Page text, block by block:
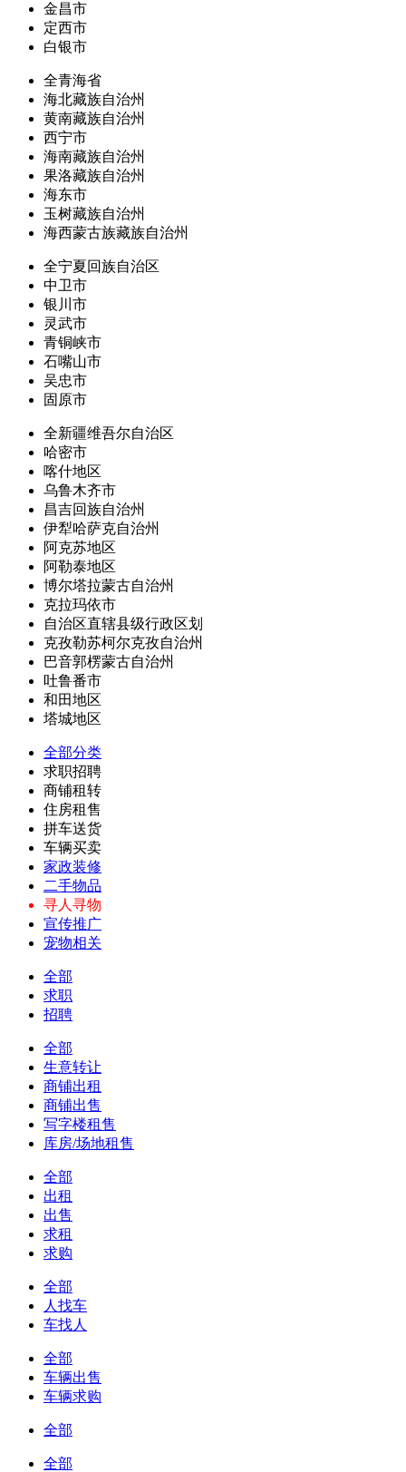
金昌市
定西市
白银市
全青海省
海北藏族自治州
黄南藏族自治州
西宁市
海南藏族自治州
果洛藏族自治州
海东市
玉树藏族自治州
海西蒙古族藏族自治州
全宁夏回族自治区
中卫市
银川市
灵武市
青铜峡市
石嘴山市
吴忠市
固原市
全新疆维吾尔自治区
哈密市
喀什地区
乌鲁木齐市
昌吉回族自治州
伊犁哈萨克自治州
阿克苏地区
阿勒泰地区
博尔塔拉蒙古自治州
克拉玛依市
自治区直辖县级行政区划
克孜勒苏柯尔克孜自治州
巴音郭楞蒙古自治州
吐鲁番市
和田地区
塔城地区
全部分类
求职招聘
商铺租转
住房租售
拼车送货
车辆买卖
家政装修
二手物品
寻人寻物
宣传推广
宠物相关
全部
求职
招聘
全部
生意转让
商铺出租
商铺出售
写字楼租售
库房/场地租售
全部
出租
出售
求租
求购
全部
人找车
车找人
全部
车辆出售
车辆求购
全部
全部